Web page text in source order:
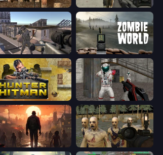
Lethal Sniper 3D: Army Soldier Masked Forces
Boss Zombie World
Hitman Battle Area
of the Dead Zombie Survival Ultimate